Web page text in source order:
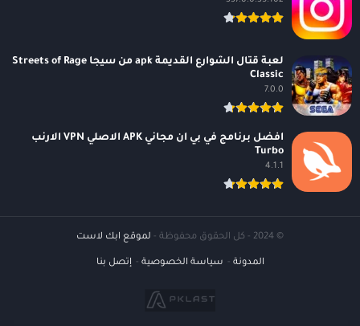
لعبة قتال الشوارع القديمة apk من سيجا Streets of Rage
Classic
7.0.0
افضل برنامج في بي ان مجاني APK الاصلي VPN الارنب
Turbo
4.1.1
© 2024 - كل الحقوق محفوظة - لموقع ابك لاست
المدونة سياسة الخصوصية إتصل بنا